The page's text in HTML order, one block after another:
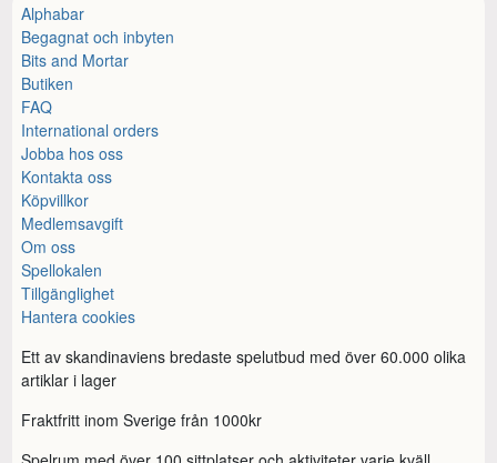
Alphabar
Begagnat och inbyten
Bits and Mortar
Butiken
FAQ
International orders
Jobba hos oss
Kontakta oss
Köpvillkor
Medlemsavgift
Om oss
Spellokalen
Tillgänglighet
Hantera cookies
Ett av skandinaviens bredaste spelutbud med över 60.000 olika
artiklar i lager
Fraktfritt inom Sverige från 1000kr